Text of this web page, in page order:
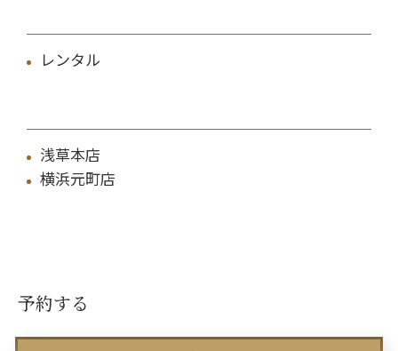
レンタル
浅草本店
横浜元町店
予約する